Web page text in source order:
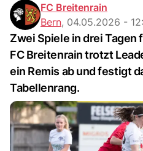
FC Breitenrain
Bern, 04.05.2026 -
Zwei Spiele in drei Tagen
FC Breitenrain trotzt
ein Remis ab und festigt
Tabellenrang.